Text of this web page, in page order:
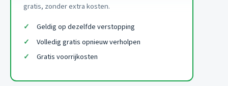
gratis, zonder extra kosten.
Geldig op dezelfde verstopping
Volledig gratis opnieuw verholpen
Gratis voorrijkosten